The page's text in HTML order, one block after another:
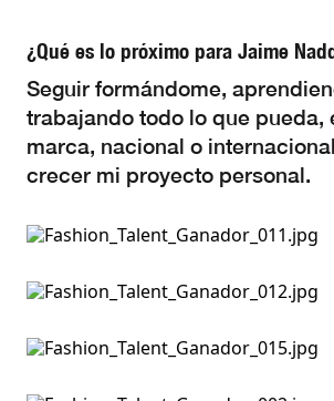
¿Qué es lo próximo para Jaime
Seguir formándome,
trabajando todo lo que pueda,
marca, nacional o
crecer mi proyecto personal.